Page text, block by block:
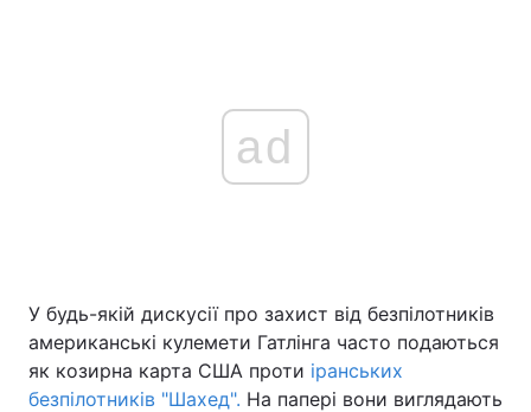
ad
У будь-якій дискусії про захист від безпілотників
американські кулемети Гатлінга часто подаються
як козирна карта США проти іранських
безпілотників "Шахед". На папері вони виглядають